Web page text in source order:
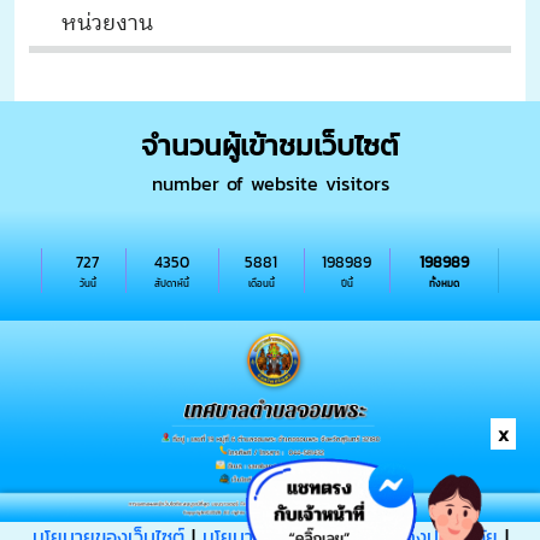
x
จำนวนผู้เข้าชมเว็บไซต์
number of website visitors
วันนี้
727
สัปดาห์นี้
4350
เดือนนี้
5881
ปีนี้
198989
ทั้งหมด
198989